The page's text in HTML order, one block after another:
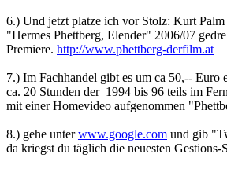
6.) Und jetzt platze ich vor Stolz: Kurt
"Hermes Phettberg, Elender" 2006/07
Premiere. http://www.phettberg-derfilm.at
7.) Im Fachhandel gibt es um ca 50,-- Euro
ca. 20 Stunden der 1994 bis 96 teils im
mit einerHomevideo aufgenommen
8.) gehe unterwww.google.com und gib
da kriegst du täglich die neuesten Gestions-